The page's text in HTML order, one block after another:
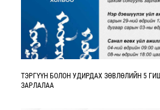
ТЭРГҮҮН БОЛОН УДИРДАХ ЗӨВЛӨЛИЙН 5
ЗАРЛАЛАА